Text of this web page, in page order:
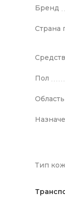
Бренд
Страна
Пол
Тип